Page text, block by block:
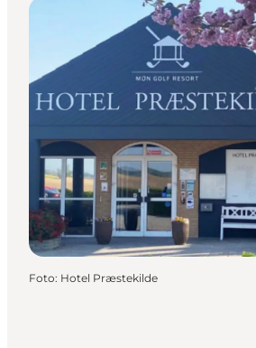
Foto: Hotel Præstekilde